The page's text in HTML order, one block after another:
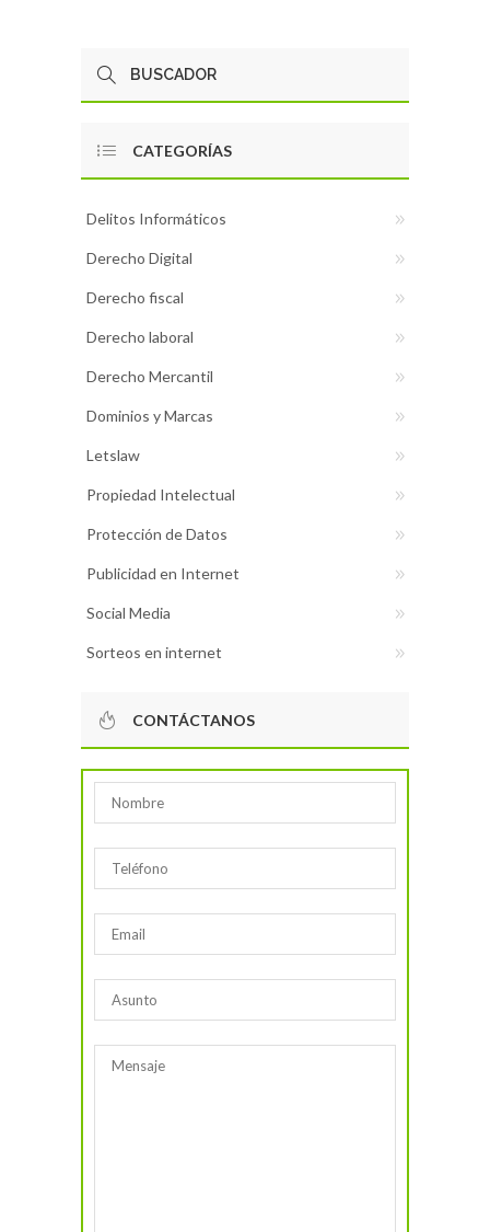
CATEGORÍAS
Delitos Informáticos
Derecho Digital
Derecho fiscal
Derecho laboral
Derecho Mercantil
Dominios y Marcas
Letslaw
Propiedad Intelectual
Protección de Datos
Publicidad en Internet
Social Media
Sorteos en internet
CONTÁCTANOS